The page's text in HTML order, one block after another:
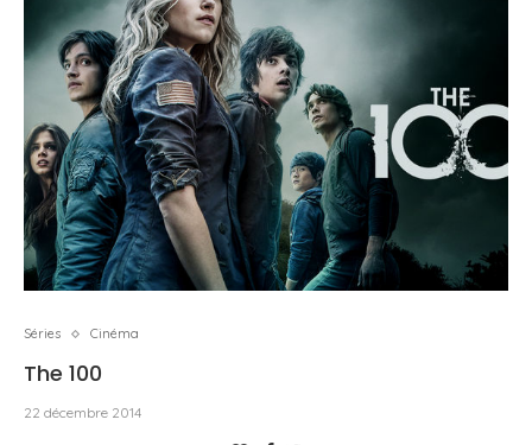
Séries Cinéma
The 100
22 décembre 2014